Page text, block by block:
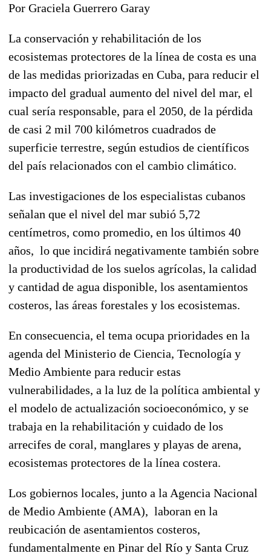
Por Graciela Guerrero Garay
La conservación y rehabilitación de los
ecosistemas protectores de la línea de costa es una
de las medidas priorizadas en Cuba, para reducir el
impacto del gradual aumento del nivel del mar, el
cual sería responsable, para el 2050, de la pérdida
de casi 2 mil 700 kilómetros cuadrados de
superficie terrestre, según estudios de científicos
del país relacionados con el cambio climático.
Las investigaciones de los especialistas cubanos
señalan que el nivel del mar subió 5,72
centímetros, como promedio, en los últimos 40
años, lo que incidirá negativamente también sobre
la productividad de los suelos agrícolas, la calidad
y cantidad de agua disponible, los asentamientos
costeros, las áreas forestales y los ecosistemas.
En consecuencia, el tema ocupa prioridades en la
agenda del Ministerio de Ciencia, Tecnología y
Medio Ambiente para reducir estas
vulnerabilidades, a la luz de la política ambiental y
el modelo de actualización socioeconómico, y se
trabaja en la rehabilitación y cuidado de los
arrecifes de coral, manglares y playas de arena,
ecosistemas protectores de la línea costera.
Los gobiernos locales, junto a la Agencia Nacional
de Medio Ambiente (AMA), laboran en la
reubicación de asentamientos costeros,
fundamentalmente en Pinar del Río y Santa Cruz